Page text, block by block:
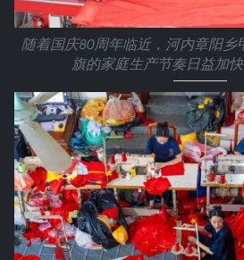
随着国庆80周年临近，河内章阳乡
旗的家庭生产节奏日益加